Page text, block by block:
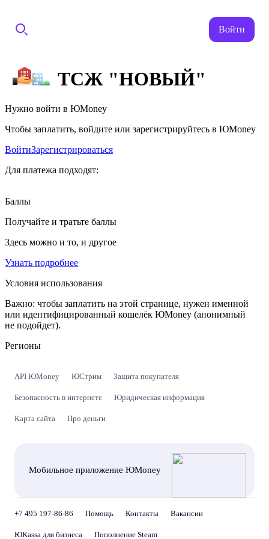
Войти
ТСЖ "НОВЫЙ"
Нужно войти в ЮMoney
Чтобы заплатить, войдите или зарегистрируйтесь в ЮMoney
ВойтиЗарегистрироваться
Для платежа подходят:
Баллы
Получайте и тратьте баллы
Здесь можно и то, и другое
Узнать подробнее
Условия использования
Важно: чтобы заплатить на этой странице, нужен именной
или идентифицированный кошелёк ЮMoney (анонимный
не подойдет).
Регионы
API ЮMoney ЮСтрим Защита покупателя
Безопасность в интернете Юридическая информация
Карта сайта Про деньги
Мобильное приложение ЮMoney
+7 495 197-86-86 Помощь Контакты Вакансии
ЮKassa для бизнеса Пополнение Steam